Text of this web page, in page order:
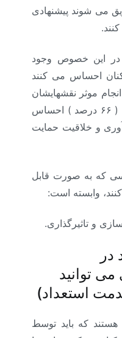
می شوند پیشنهادی
در این خصوص وجود
از کارکنان احساس می کنند
موثر نقشهایشان
را دارند، تقریبا بسیاری از آنان ( ۶۶ درصد ) احساس
و خلاقیت حمایت
که به صورت قابل
وابسته است:
و تاثیرگذاری.
در
توانید
استعداد)
که باید توسط